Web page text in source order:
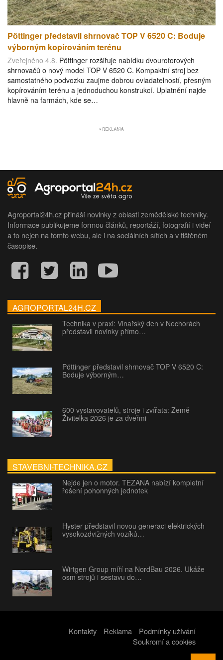
Pöttinger představil shrnovač TOP V 6520 C: Boduje
výborným kopírováním terénu
Zveřejněno 4.8. Pöttinger rozšiřuje nabídku dvourotorových
shrnovačů o nový model TOP V 6520 C. Kompaktní stroj bez
samostatného podvozku zaujme dobrou ovladatelností, přesným
kopírováním terénu a jednoduchou konstrukcí. Uplatnění najde
hlavně na farmách, kde se…
Agroportal24h.cz přináší novinky z oblasti zemědělské techniky.
Informace publikujeme formou článků, reportáží, fotografií i videí
a to nejen na tomto webu, ale i na sociálních sítích a v tištěném
časopise.
AGROPORTAL24H.CZ
Technika v praxi: Vinařský den v Nechorách
představil novinky přímo…
Pöttinger představil shrnovač TOP V 6520 C:
Boduje výborným…
600 vystavovatelů, stroje i zvířata: Země
Živitelka 2026 je za dveřmi
STAVEBNI-TECHNIKA.CZ
Nejde jen o motor. TEZANA nabízí kompletní
řešení pohonných jednotek
Hyster představil novou generaci elektrických
vysokozdvižných vozíků…
Wirtgen Group míří na NordBau 2026. Ukáže
osm strojů i sestavu do…
Kontakty Reklama
Podmínky užívání
Soukromí a cookies